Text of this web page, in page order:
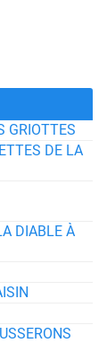
GRIOTTES
DE LA
DIABLE À